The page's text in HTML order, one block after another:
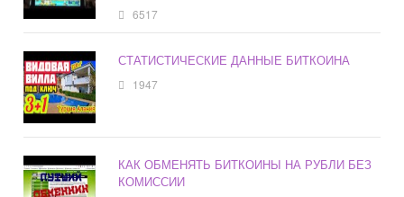
6517
СТАТИСТИЧЕСКИЕ ДАННЫЕ БИТКОИНА
1947
КАК ОБМЕНЯТЬ БИТКОИНЫ НА РУБЛИ БЕЗ
КОМИССИИ